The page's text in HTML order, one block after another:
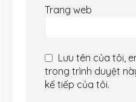
Trang web
Lưu tên của tôi,
trong trình duyệt
kế tiếp của tôi.